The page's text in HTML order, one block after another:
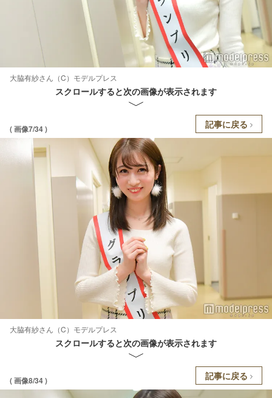
大脇有紗さん（C）モデルプレス
スクロールすると次の画像が表示されます
( 画像7/34 ) 記事に戻る
大脇有紗さん（C）モデルプレス
スクロールすると次の画像が表示されます
( 画像8/34 ) 記事に戻る